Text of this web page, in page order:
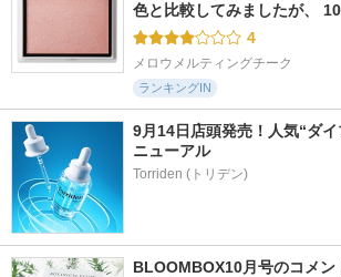
色と比較してみましたが、
4
メロウメルティングチーク
ランキングIN
9月14日店頭発売！人気“ダ
ニューアル
BLOOMBOX10月号のコメン